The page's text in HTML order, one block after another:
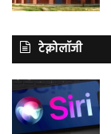
टेक्नोलॉजी